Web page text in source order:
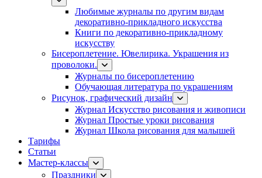
Любимые журналы по другим видам
декоративно-прикладного искусства
Книги по декоративно-прикладному
искусству
Бисероплетение. Ювелирика. Украшения из
проволоки.
Журналы по бисероплетению
Обучающая литература по украшениям
Рисунок, графический дизайн
Журнал Искусство рисования и живописи
Журнал Простые уроки рисования
Журнал Школа рисования для малышей
Тарифы
Статьи
Мастер-классы
Праздники